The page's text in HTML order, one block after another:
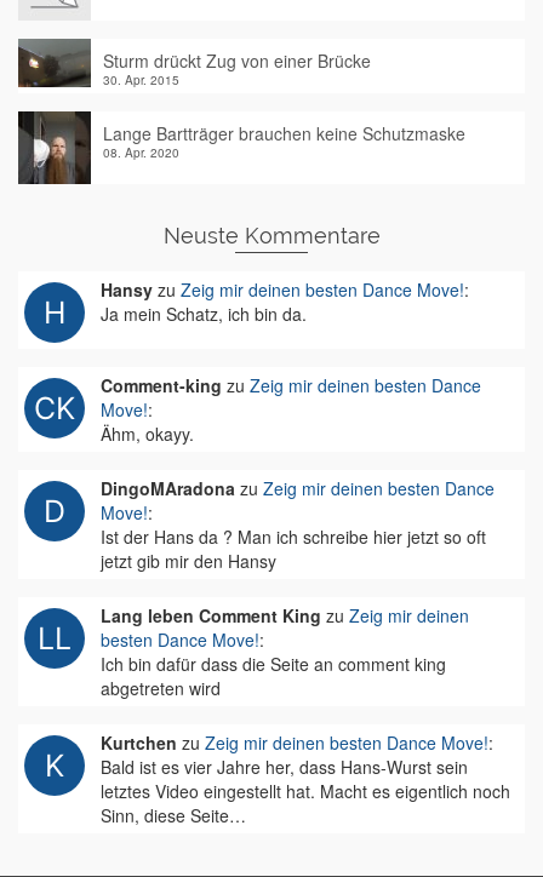
Sturm drückt Zug von einer Brücke
30. Apr. 2015
Lange Bartträger brauchen keine Schutzmaske
08. Apr. 2020
Neuste Kommentare
Hansy zu Zeig mir deinen besten Dance Move!:
Ja mein Schatz, ich bin da.
Comment-king zu Zeig mir deinen besten Dance
Move!:
Ähm, okayy.
DingoMAradona zu Zeig mir deinen besten Dance
Move!:
Ist der Hans da ? Man ich schreibe hier jetzt so oft
jetzt gib mir den Hansy
Lang leben Comment King zu Zeig mir deinen
besten Dance Move!:
Ich bin dafür dass die Seite an comment king
abgetreten wird
Kurtchen zu Zeig mir deinen besten Dance Move!:
Bald ist es vier Jahre her, dass Hans-Wurst sein
letztes Video eingestellt hat. Macht es eigentlich noch
Sinn, diese Seite…